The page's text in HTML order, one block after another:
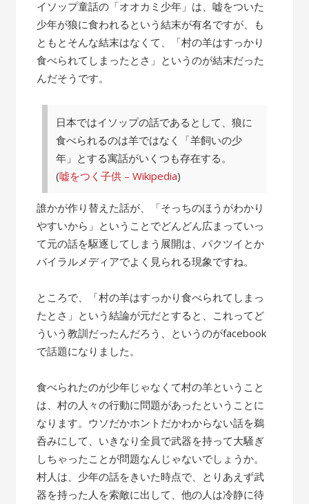
話”
イソップ童話の「オオカミ少年」は、嘘をついた
少年が狼に食われるという結末が有名ですが、も
ともとそんな結末はなくて、「村の羊はすっかり
食べられてしまったとさ」というのが結末だった
んだそうです。
日本ではイソップの話であるとして、狼に
食べられるのは羊ではなく「羊飼いの少
年」とする寓話がいくつも存在する。
(嘘をつく子供 – Wikipedia)
誰かが作り替えた話が、「そっちのほうがわかり
やすいから」ということでどんどん広まっていっ
て元の話を駆逐してしまう展開は、パクツイとか
バイラルメディアでよく見られる現象ですね。
ところで、「村の羊はすっかり食べられてしまっ
たとさ」という結論が元だとすると、これってど
ういう教訓だったんだろう、というのがfacebook
で話題になりました。
食べられたのが少年じゃなくて村の羊ということ
は、村の人々の行動に問題があったということに
なります。ウソだかホントだかわからない話を鵜
呑みにして、いきなり全員で武器を持って大騒ぎ
しちゃったことが問題なんじゃないでしょうか。
村人は、少年の話をきいた時点で、とりあえず武
器を持った人を索敵に出して、他の人は冷静に待